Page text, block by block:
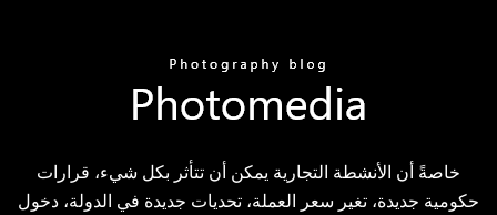
خاصةً أن الأنشطة التجارية يمكن أن تتأثر بكل شيء، قرارات
حكومية جديدة، تغير سعر العملة، تحديات جديدة في الدولة، دخول